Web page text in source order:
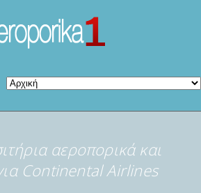
αεροπορικά και
Continental Airlines